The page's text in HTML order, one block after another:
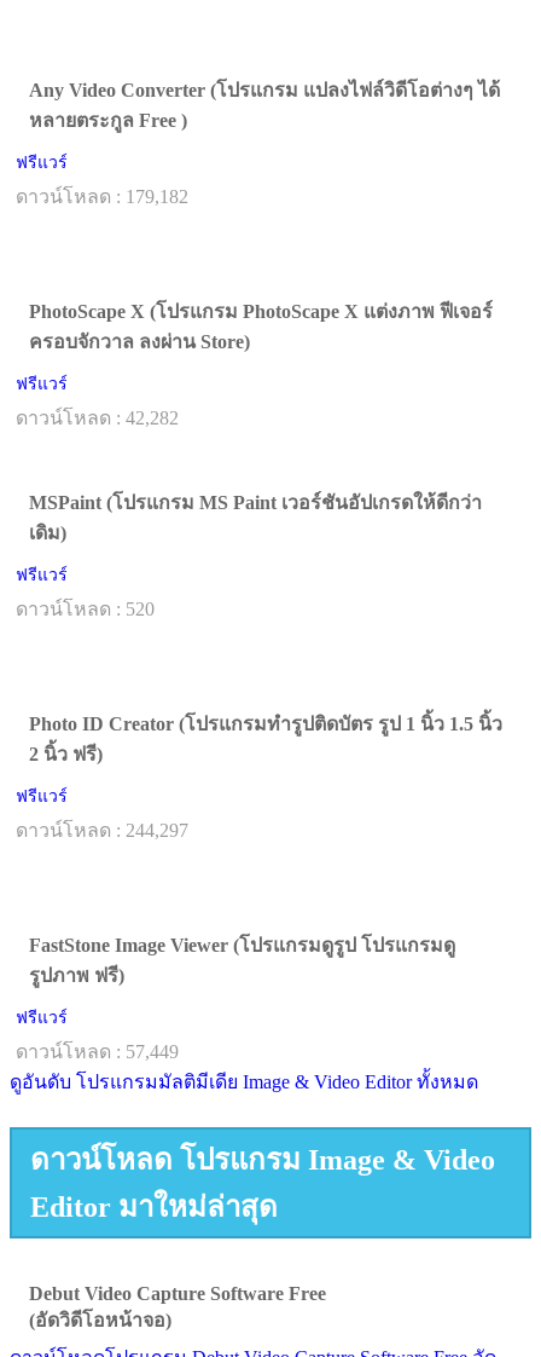
Any Video Converter (โปรแกรม แปลงไฟล์วิดีโอต่างๆ ได้
หลายตระกูล Free )
ฟรีแวร์
ดาวน์โหลด : 179,182
PhotoScape X (โปรแกรม PhotoScape X แต่งภาพ ฟีเจอร์
ครอบจักวาล ลงผ่าน Store)
ฟรีแวร์
ดาวน์โหลด : 42,282
MSPaint (โปรแกรม MS Paint เวอร์ชันอัปเกรดให้ดีกว่า
เดิม)
ฟรีแวร์
ดาวน์โหลด : 520
Photo ID Creator (โปรแกรมทำรูปติดบัตร รูป 1 นิ้ว 1.5 นิ้ว
2 นิ้ว ฟรี)
ฟรีแวร์
ดาวน์โหลด : 244,297
FastStone Image Viewer (โปรแกรมดูรูป โปรแกรมดู
รูปภาพ ฟรี)
ฟรีแวร์
ดาวน์โหลด : 57,449
ดูอันดับ โปรแกรมมัลติมีเดีย Image & Video Editor ทั้งหมด
ดาวน์โหลด โปรแกรม Image & Video
Editor มาใหม่ล่าสุด
Debut Video Capture Software Free
(อัดวิดีโอหน้าจอ)